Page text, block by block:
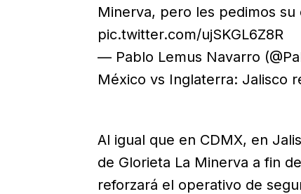
Minerva, pero les pedimos
pic.twitter.com/ujSKGL6Z8R
— Pablo Lemus Navarro
México vs Inglaterra: Jalisco
Al igual que en CDMX, en
de Glorieta La Minerva a fin
reforzará el operativo de